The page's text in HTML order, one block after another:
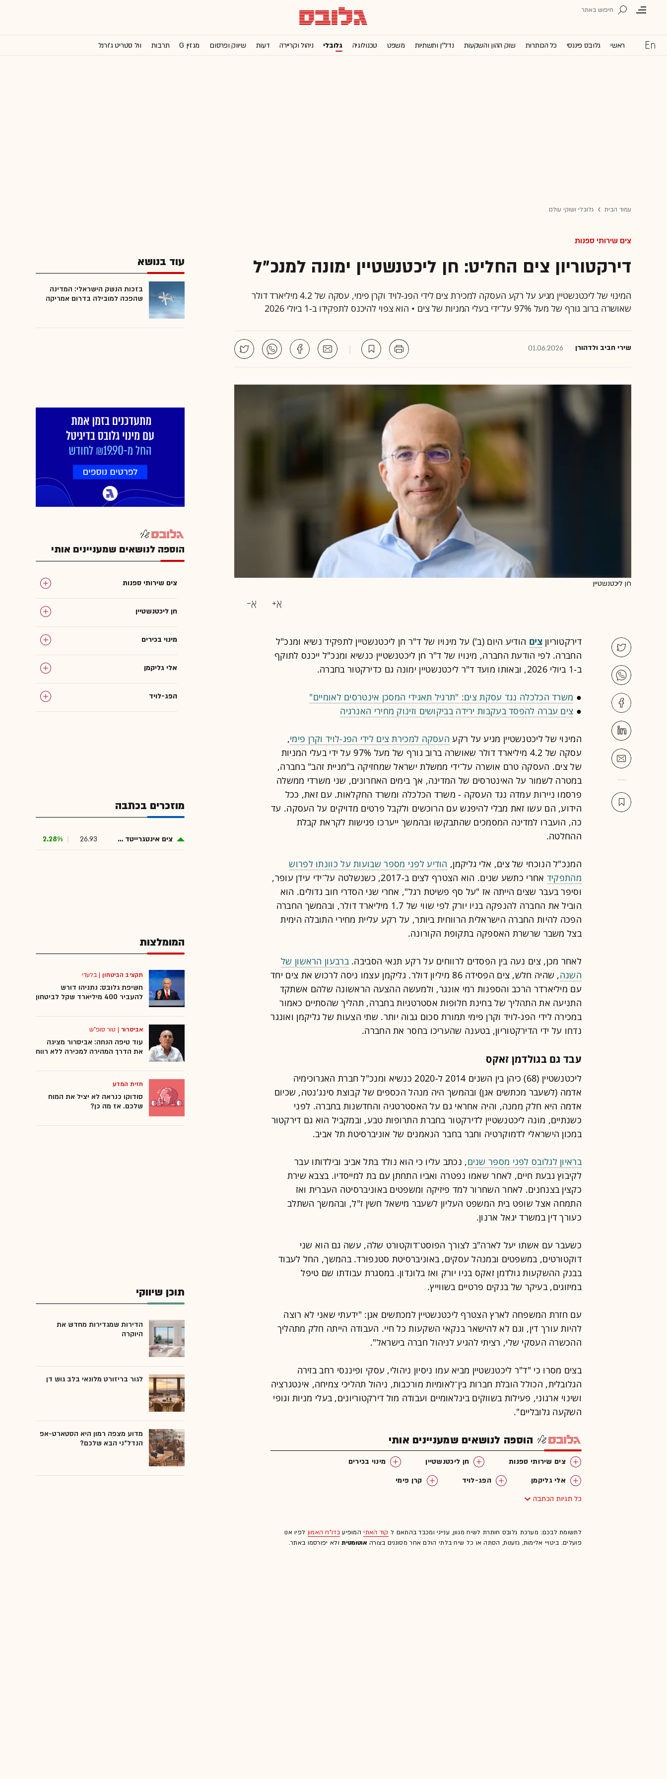
ראשי גלובס פיננסי כל הכותרות שוק ההון והשקעות נדל''ן ותשתיות משפט טכנולוגיה גלובלי ניהול וקריירה דעות שיווק ופרסום מגזין G תרבות וול סטריט ג'ורנל
עמוד הבית גלובלי ושוקי עולם
צים שירותי ספנות
דירקטוריון צים החליט: חן ליכטנשטיין ימונה למנכ"ל
המינוי של ליכטנשטיין מגיע על רקע העסקה למכירת צים לידי הפג-לויד וקרן פימי, עסקה של 4.2 מיליארד דולר
שאושרה ברוב גורף של מעל 97% על־ידי בעלי המניות של צים • הוא צפוי להיכנס לתפקידו ב-1 ביולי 2026
שירי חביב ולדהורן 01.06.2026
חן ליכטנשטיין
דירקטוריוןצים הודיע היום (ב') על מינויו של ד"ר חן ליכטנשטיין לתפקיד נשיא ומנכ"ל
החברה. לפי הודעת החברה, מינויו של ד"ר חן ליכטנשטיין כנשיא ומנכ"ל ייכנס לתוקף
ב-1 ביולי 2026, ובאותו מועד ד"ר ליכטנשטיין ימונה גם כדירקטור בחברה.
● משרד הכלכלה נגד עסקת צים: "תרגיל תאגידי המסכן אינטרסים לאומיים"
● צים עברה להפסד בעקבות ירידה בביקושים וזינוק מחירי האנרגיה
המינוי של ליכטנשטיין מגיע על רקע העסקה למכירת צים לידי הפג-לויד וקרן פימי,
עסקה של 4.2 מיליארד דולר שאושרה ברוב גורף של מעל 97% על ידי בעלי המניות
של צים. העסקה טרם אושרה על־ידי ממשלת ישראל שמחזיקה ב"מניית זהב" בחברה,
במטרה לשמור על האינטרסים של המדינה, אך בימים האחרונים, שני משרדי ממשלה
פרסמו ניירות עמדה נגד העסקה - משרד הכלכלה ומשרד החקלאות. עם זאת, ככל
הידוע, הם עשו זאת מבלי להיפגש עם הרוכשים ולקבל פרטים מדויקים על העסקה. עד
כה, הועברו למדינה המסמכים שהתבקשו ובהמשך ייערכו פגישות לקראת קבלת
ההחלטה.
המנכ"ל הנוכחי של צים, אלי גליקמן, הודיע לפני מספר שבועות על כוונתו לפרוש
מהתפקיד
אחרי כתשע שנים. הוא הצטרף לצים ב-2017, כשנשלטה על־ידי עידן עופר,
וסיפר בעבר שצים הייתה אז "על סף פשיטת רגל", אחרי שני הסדרי חוב גדולים. הוא
הוביל את החברה להנפקה בניו יורק לפי שווי של 1.7 מיליארד דולר, ובהמשך החברה
הפכה להיות החברה הישראלית הרווחית ביותר, על רקע עליית מחירי התובלה הימית
בצל משבר שרשרת האספקה בתקופת הקורונה.
לאחר מכן, צים נעה בין הפסדים לרווחים על רקע תנאי הסביבה.ברבעון הראשון של
השנה
, שהיה חלש, צים הפסידה 86 מיליון דולר. גליקמן עצמו ניסה לרכוש את צים יחד
עם מיליארדר הרכב והספנות רמי אונגר, ולמעשה ההצעה הראשונה שלהם אשתקד
התניעה את התהליך של בחינת חלופות אסטרטגיות בחברה, תהליך שהסתיים כאמור
במכירה לידי הפג-לויד וקרן פימי תמורת סכום גבוה יותר. שתי הצעות של גליקמן ואונגר
נדחו על ידי הדירקטוריון, בטענה שהעריכו בחסר את החברה.
עבד גם בגולדמן זאקס
ליכטנשטיין (68) כיהן בין השנים 2014 ל-2020 כנשיא ומנכ"ל חברת האגרוכימיה
אדמה (לשעבר מכתשים אגן) ובהמשך היה מנהל הכספים של קבוצת סינג'נטה, שכיום
אדמה היא חלק ממנה, והיה אחראי גם על האסטרטגיה והחדשנות בחברה. לפני
כשנתיים, מונה ליכטנשטיין לדירקטור בחברת התרופות טבע, ובמקביל הוא גם דירקטור
במכון הישראלי לדמוקרטיה וחבר בחבר הנאמנים של אוניברסיטת תל אביב.
בראיון לגלובס לפני מספר שנים, נכתב עליו כי הוא נולד בתל אביב ובילדותו עבר
לקיבוץ גבעת חיים, לאחר שאמו נפטרה ואביו התחתן עם בת למייסדיו. בצבא שירת
כקצין בצנחנים. לאחר השחרור למד פיזיקה ומשפטים באוניברסיטה העברית ואז
התמחה אצל שופט בית המשפט העליון לשעבר מישאל חשין ז"ל, ובהמשך השתלב
כעורך דין במשרד יגאל ארנון.
כשעבר עם אשתו יעל לארה"ב לצורך הפוסט־דוקטורט שלה, עשה גם הוא שני
דוקטורטים, במשפטים ובמנהל עסקים, באוניברסיטת סטנפורד. בהמשך, החל לעבוד
בבנק ההשקעות גולדמן זאקס בניו יורק ואז בלונדון. במסגרת עבודתו שם טיפל
במיזוגים, בעיקר של בנקים פרטיים בשווייץ.
עם חזרת המשפחה לארץ הצטרף ליכטנשטיין למכתשים אגן: "ידעתי שאני לא רוצה
להיות עורך דין, וגם לא להישאר בנקאי השקעות כל חיי. העבודה הייתה חלק מתהליך
ההכשרה העסקי שלי, רציתי להגיע לניהול חברה בישראל".
בצים מסרו כי "ד"ר ליכטנשטיין מביא עמו ניסיון ניהולי, עסקי ופיננסי רחב בזירה
הגלובלית, הכולל הובלת חברות בין־לאומיות מורכבות, ניהול תהליכי צמיחה, אינטגרציה
ושינוי ארגוני, פעילות בשווקים בינלאומיים ועבודה מול דירקטוריונים, בעלי מניות וגופי
השקעה גלובליים".
הוספה לנושאים שמעניינים אותי
צים שירותי ספנות חן ליכטנשטיין
מינוי בכירים
אלי גליקמן
הפג-לויד
קרן פימי
ישראליות בוול סטריט
כל תגיות הכתבה
לתשומת לבכם: מערכת גלובס חותרת לשיח מגוון, ענייני ומכבד בהתאם ל קוד האתיהמופיעבדו"ח האמון לפיו אנו
פועלים. ביטויי אלימות, גזענות, הסתה או כל שיח בלתי הולם אחר מסוננים בצורה אוטומטיתולא יפורסמו באתר.
עוד בנושא
בזכות הנשק הישראלי: המדינה
שהפכה למובילה בדרום אמריקה
הוספה לנושאים שמעניינים אותי
צים שירותי ספנות
חן ליכטנשטיין
מינוי בכירים
אלי גליקמן
הפג-לויד
מוזכרים בכתבה
צים אינטגרייטד שיפינג סרויסס 26.93
2.28%
המומלצות
תקציב הביטחון |בלעדי
חשיפת גלובס: נתניהו דורש
להעביר 400 מיליארד שקל לביטחון
אביסרור| טור סופ"ש
עוד טיפה הנחה: אביסרור מציגה
את הדרך המהירה למכירה ללא רווח
חזית המדע
סודוקו כנראה לא יציל את המוח
שלכם. אז מה כן?
תוכן שיווקי
הדירות שמגדירות מחדש את
היוקרה
לגור בריזורט מלונאי בלב גוש דן
מדוע מצפה רמון היא הסטארט-אפ
הנדל"ני הבא שלכם?